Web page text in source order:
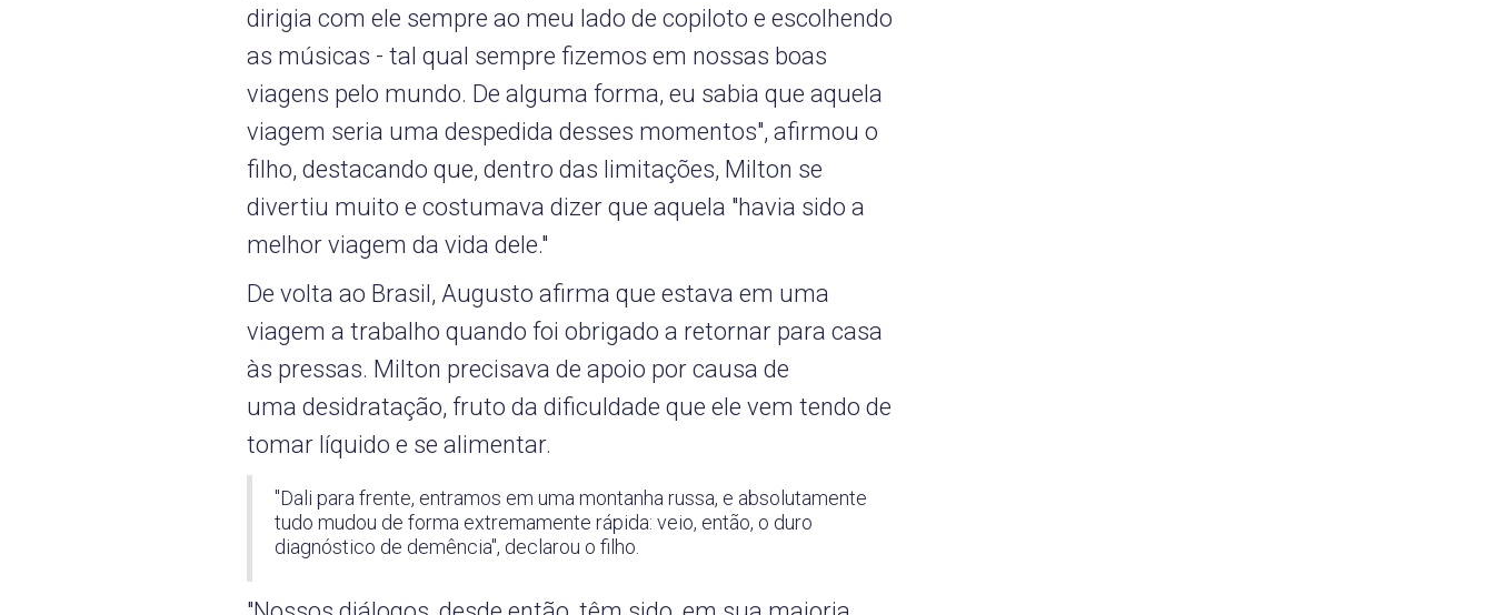
dirigia com ele sempre ao meu lado de copiloto e escolhendo
as músicas - tal qual sempre fizemos em nossas boas
viagens pelo mundo. De alguma forma, eu sabia que aquela
viagem seria uma despedida desses momentos", afirmou o
filho, destacando que, dentro das limitações, Milton se
divertiu muito e costumava dizer que aquela "havia sido a
melhor viagem da vida dele."
De volta ao Brasil, Augusto afirma que estava em uma
viagem a trabalho quando foi obrigado a retornar para casa
às pressas. Milton precisava de apoio por causa de
uma desidratação, fruto da dificuldade que ele vem tendo de
tomar líquido e se alimentar.
"Dali para frente, entramos em uma montanha russa, e absolutamente
tudo mudou de forma extremamente rápida: veio, então, o duro
diagnóstico de demência", declarou o filho.